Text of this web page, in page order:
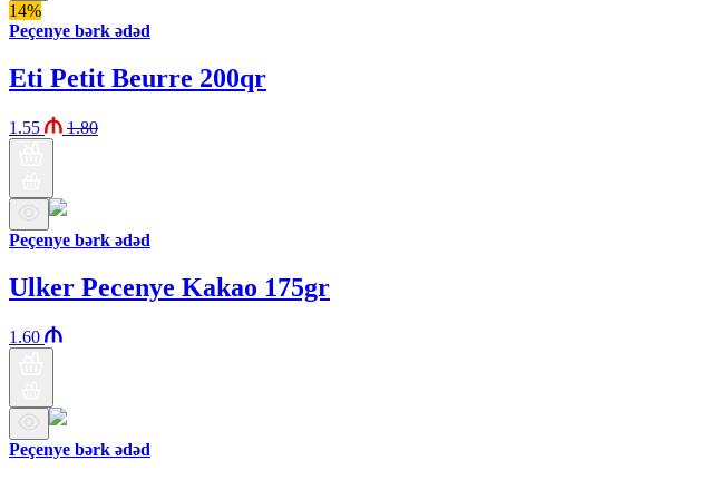
14%
Peçenye bərk ədəd
Eti Petit Beurre 200qr
1.55 1.80
Peçenye bərk ədəd
Ulker Pecenye Kakao 175gr
1.60
Peçenye bərk ədəd